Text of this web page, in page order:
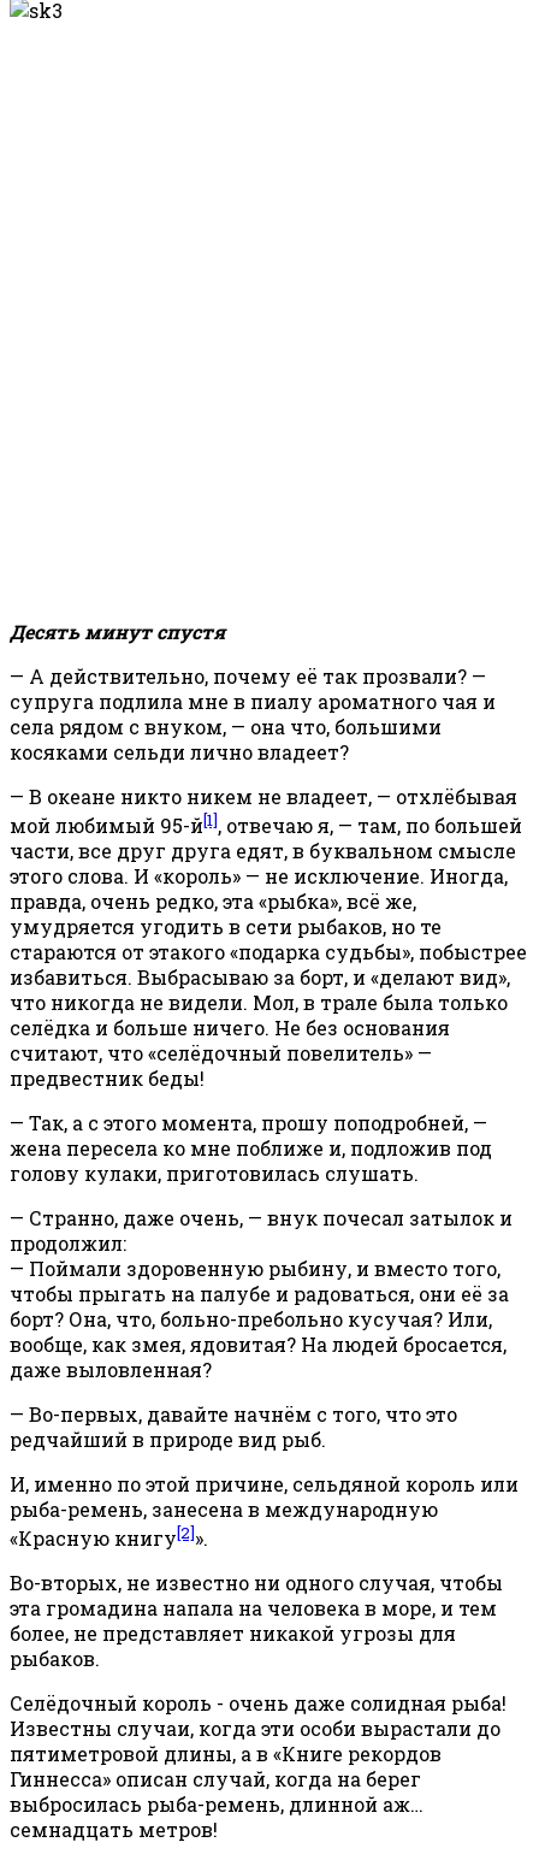
Десять минут спустя
— А действительно, почему её так прозвали? —
супруга подлила мне в пиалу ароматного чая и
села рядом с внуком, — она что, большими
косяками сельди лично владеет?
— В океане никто никем не владеет, — отхлёбывая
мой любимый 95-й[1], отвечаю я, — там, по большей
части, все друг друга едят, в буквальном смысле
этого слова. И «король» — не исключение. Иногда,
правда, очень редко, эта «рыбка», всё же,
умудряется угодить в сети рыбаков, но те
стараются от этакого «подарка судьбы», побыстрее
избавиться. Выбрасываю за борт, и «делают вид»,
что никогда не видели. Мол, в трале была только
селёдка и больше ничего. Не без основания
считают, что «селёдочный повелитель» —
предвестник беды!
— Так, а с этого момента, прошу поподробней, —
жена пересела ко мне поближе и, подложив под
голову кулаки, приготовилась слушать.
— Странно, даже очень, — внук почесал затылок и
продолжил:
— Поймали здоровенную рыбину, и вместо того,
чтобы прыгать на палубе и радоваться, они её за
борт? Она, что, больно-пребольно кусучая? Или,
вообще, как змея, ядовитая? На людей бросается,
даже выловленная?
— Во-первых, давайте начнём с того, что это
редчайший в природе вид рыб.
И, именно по этой причине, сельдяной король или
рыба-ремень, занесена в международную
«Красную книгу[2]».
Во-вторых, не известно ни одного случая, чтобы
эта громадина напала на человека в море, и тем
более, не представляет никакой угрозы для
рыбаков.
Селёдочный король - очень даже солидная рыба!
Известны случаи, когда эти особи вырастали до
пятиметровой длины, а в «Книге рекордов
Гиннесса» описан случай, когда на берег
выбросилась рыба-ремень, длинной аж…
семнадцать метров!